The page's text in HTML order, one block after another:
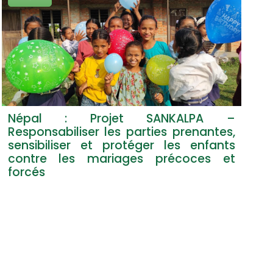
Népal : Projet SANKALPA –
Responsabiliser les parties prenantes,
sensibiliser et protéger les enfants
contre les mariages précoces et
forcés